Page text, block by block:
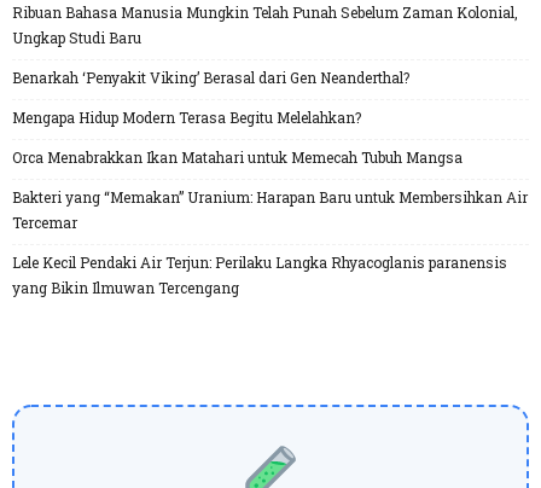
Ribuan Bahasa Manusia Mungkin Telah Punah Sebelum Zaman Kolonial,
Ungkap Studi Baru
Benarkah ‘Penyakit Viking’ Berasal dari Gen Neanderthal?
Mengapa Hidup Modern Terasa Begitu Melelahkan?
Orca Menabrakkan Ikan Matahari untuk Memecah Tubuh Mangsa
Bakteri yang “Memakan” Uranium: Harapan Baru untuk Membersihkan Air
Tercemar
Lele Kecil Pendaki Air Terjun: Perilaku Langka Rhyacoglanis paranensis
yang Bikin Ilmuwan Tercengang